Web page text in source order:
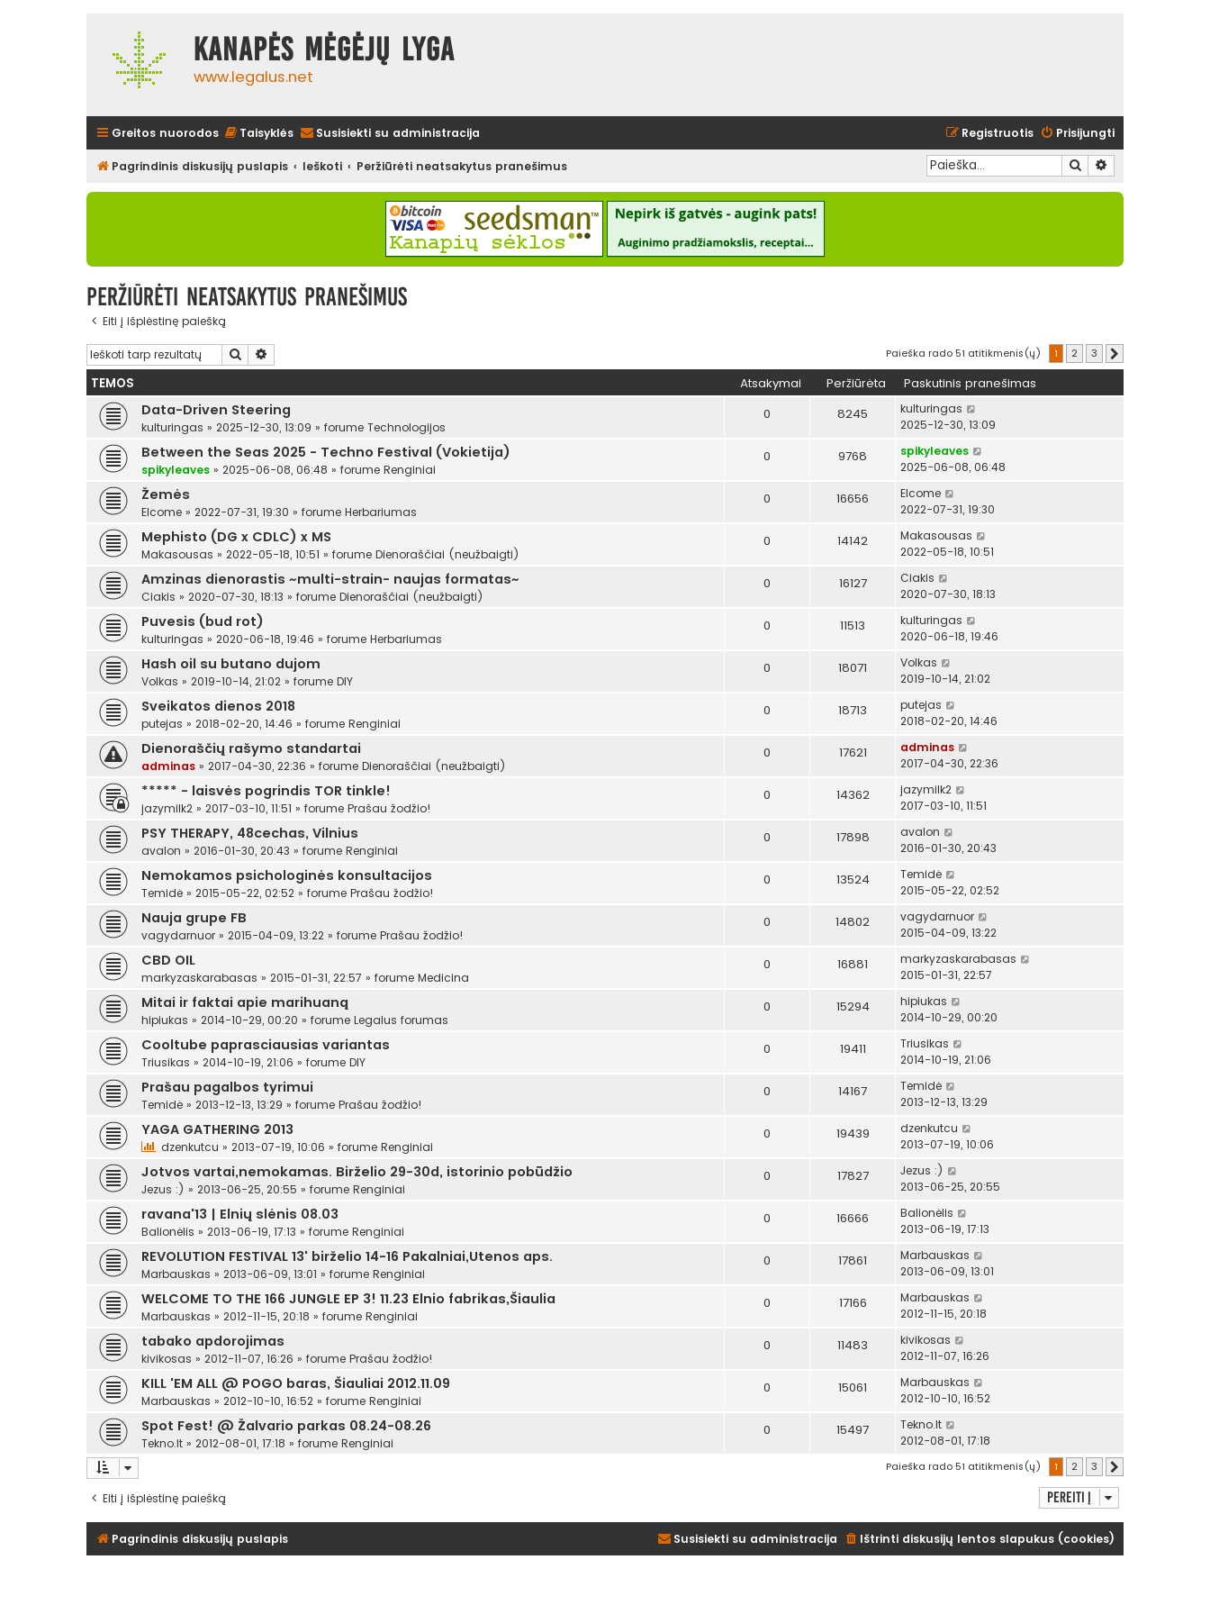
Kanapės mėgėjų lyga
www.legalus.net
Greitos nuorodos Taisyklės Susisiekti su administracija Prisijungti
Registruotis
Pagrindinis diskusijų puslapis Ieškoti Peržiūrėti neatsakytus pranešimus Ieškoti
Peržiūrėti neatsakytus pranešimus
Eiti į išplėstinę paiešką
Ieškoti Paieška rado 51 atitikmenis(ų) 1 2 3
TEMOS Atsakymai Peržiūrėta Paskutinis pranešimas
Data-Driven Steering
kulturingas » 2025-12-30, 13:09 » forume Technologijos
0 8245
kulturingas
2025-12-30, 13:09
Between the Seas 2025 - Techno Festival (Vokietija)
spikyleaves » 2025-06-08, 06:48 » forume Renginiai
0 9768
spikyleaves
2025-06-08, 06:48
Žemės
Elcome » 2022-07-31, 19:30 » forume Herbariumas
0 16656
Elcome
2022-07-31, 19:30
Mephisto (DG x CDLC) x MS
Makasousas » 2022-05-18, 10:51 » forume Dienoraščiai (neužbaigti)
0 14142
Makasousas
2022-05-18, 10:51
Amzinas dienorastis ~multi-strain- naujas formatas~
Ciakis » 2020-07-30, 18:13 » forume Dienoraščiai (neužbaigti)
0 16127
Ciakis
2020-07-30, 18:13
Puvesis (bud rot)
kulturingas » 2020-06-18, 19:46 » forume Herbariumas
0 11513
kulturingas
2020-06-18, 19:46
Hash oil su butano dujom
Volkas » 2019-10-14, 21:02 » forume DIY
0 18071
Volkas
2019-10-14, 21:02
Sveikatos dienos 2018
putejas » 2018-02-20, 14:46 » forume Renginiai
0 18713
putejas
2018-02-20, 14:46
Dienoraščių rašymo standartai
adminas » 2017-04-30, 22:36 » forume Dienoraščiai (neužbaigti)
0 17621
adminas
2017-04-30, 22:36
***** - laisvės pogrindis TOR tinkle!
jazymilk2 » 2017-03-10, 11:51 » forume Prašau žodžio!
0 14362
jazymilk2
2017-03-10, 11:51
PSY THERAPY, 48cechas, Vilnius
avalon » 2016-01-30, 20:43 » forume Renginiai
0 17898
avalon
2016-01-30, 20:43
Nemokamos psichologinės konsultacijos
Temidė » 2015-05-22, 02:52 » forume Prašau žodžio!
0 13524
Temidė
2015-05-22, 02:52
Nauja grupe FB
vagydarnuor » 2015-04-09, 13:22 » forume Prašau žodžio!
0 14802
vagydarnuor
2015-04-09, 13:22
CBD OIL
markyzaskarabasas » 2015-01-31, 22:57 » forume Medicina
0 16881
markyzaskarabasas
2015-01-31, 22:57
Mitai ir faktai apie marihuaną
hipiukas » 2014-10-29, 00:20 » forume Legalus forumas
0 15294
hipiukas
2014-10-29, 00:20
Cooltube paprasciausias variantas
Triusikas » 2014-10-19, 21:06 » forume DIY
0 19411
Triusikas
2014-10-19, 21:06
Prašau pagalbos tyrimui
Temidė » 2013-12-13, 13:29 » forume Prašau žodžio!
0 14167
Temidė
2013-12-13, 13:29
YAGA GATHERING 2013
dzenkutcu » 2013-07-19, 10:06 » forume Renginiai
0 19439
dzenkutcu
2013-07-19, 10:06
Jotvos vartai,nemokamas. Birželio 29-30d, istorinio pobūdžio
Jezus :) » 2013-06-25, 20:55 » forume Renginiai
0 17827
Jezus :)
2013-06-25, 20:55
ravana'13 | Elnių slėnis 08.03
Balionėlis » 2013-06-19, 17:13 » forume Renginiai
0 16666
Balionėlis
2013-06-19, 17:13
REVOLUTION FESTIVAL 13' birželio 14-16 Pakalniai,Utenos aps.
Marbauskas » 2013-06-09, 13:01 » forume Renginiai
0 17861
Marbauskas
2013-06-09, 13:01
WELCOME TO THE 166 JUNGLE EP 3! 11.23 Elnio fabrikas,Šiaulia
Marbauskas » 2012-11-15, 20:18 » forume Renginiai
0 17166
Marbauskas
2012-11-15, 20:18
tabako apdorojimas
kivikosas » 2012-11-07, 16:26 » forume Prašau žodžio!
0 11483
kivikosas
2012-11-07, 16:26
KILL 'EM ALL @ POGO baras, Šiauliai 2012.11.09
Marbauskas » 2012-10-10, 16:52 » forume Renginiai
0 15061
Marbauskas
2012-10-10, 16:52
Spot Fest! @ Žalvario parkas 08.24-08.26
Tekno.lt » 2012-08-01, 17:18 » forume Renginiai
0 15497
Tekno.lt
2012-08-01, 17:18
Paieška rado 51 atitikmenis(ų) 1 2 3
Eiti į išplėstinę paiešką Pereiti į
Pagrindinis diskusijų puslapis Ištrinti diskusijų lentos slapukus (cookies)
Susisiekti su administracija